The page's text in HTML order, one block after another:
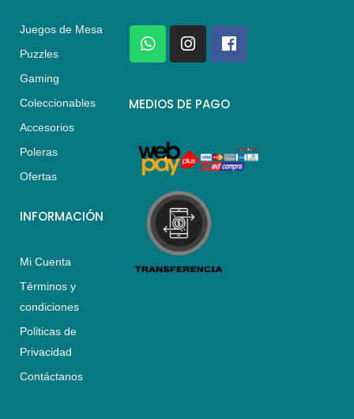
Juegos de Mesa
Puzzles
Gaming
Coleccionables
Accesorios
Poleras
Ofertas
INFORMACIÓN
Mi Cuenta
Términos y
condiciones
Politicas de
Privacidad
Contáctanos
W
h
a
s
p
I
n
s
a
a
m
F
a
c
b
k
MEDIOS DE PAGO